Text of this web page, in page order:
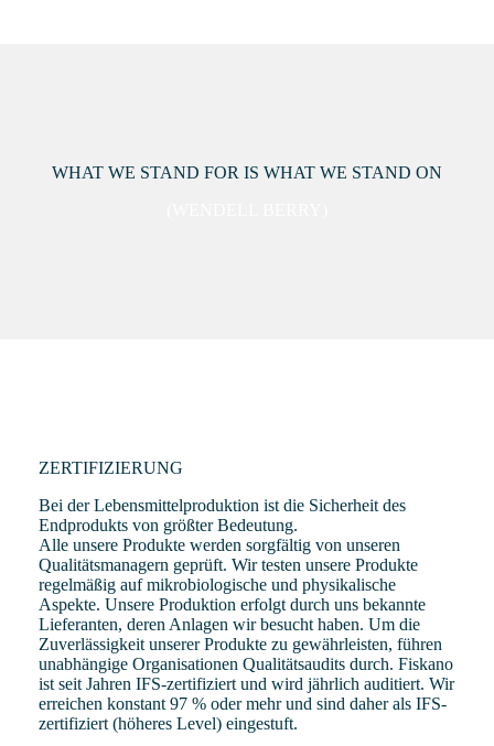
WHAT WE STAND FOR IS WHAT WE STAND ON
ZERTIFIZIERUNG
Bei der Lebensmittelproduktion ist die Sicherheit des
Endprodukts von größter Bedeutung.
Alle unsere Produkte werden sorgfältig von unseren
Qualitätsmanagern geprüft. Wir testen unsere Produkte
regelmäßig auf mikrobiologische und physikalische
Aspekte. Unsere Produktion erfolgt durch uns bekannte
Lieferanten, deren Anlagen wir besucht haben. Um die
Zuverlässigkeit unserer Produkte zu gewährleisten, führen
unabhängige Organisationen Qualitätsaudits durch. Fiskano
ist seit Jahren IFS-zertifiziert und wird jährlich auditiert. Wir
erreichen konstant 97 % oder mehr und sind daher als IFS-
zertifiziert (höheres Level) eingestuft.